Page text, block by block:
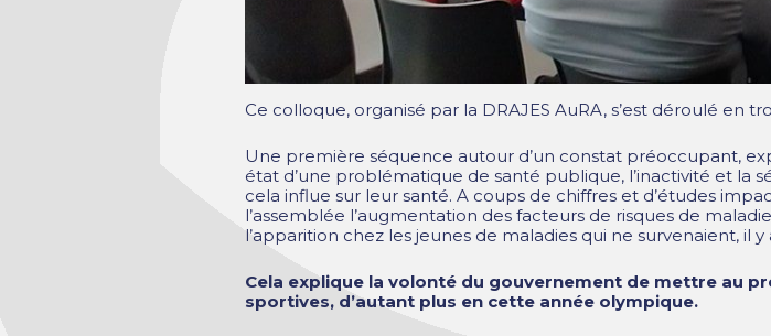
Ce colloque, organisé par la DRAJES AuRA, s’est déroulé en
Une première séquence autour d’un constat préoccupant,
état d’une problématique de santé publique, l’inactivité et la
cela influe sur leur santé. A coups de chiffres et d’études
l’assemblée l’augmentation des facteurs de risques de
l’apparition chez les jeunes de maladies qui ne survenaient, il
Cela explique la volonté du gouvernement de mettre au
sportives, d’autant plus en cette année olympique.